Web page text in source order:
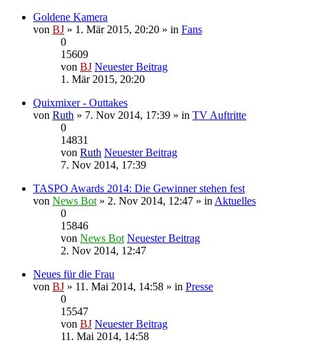
Goldene Kamera
von BJ » 1. Mär 2015, 20:20 » in Fans
0
15609
von BJ Neuester Beitrag
1. Mär 2015, 20:20
Quixmixer - Outtakes
von Ruth » 7. Nov 2014, 17:39 » in TV Auftritte
0
14831
von Ruth Neuester Beitrag
7. Nov 2014, 17:39
TASPO Awards 2014: Die Gewinner stehen fest
von News Bot » 2. Nov 2014, 12:47 » in Aktuelles
0
15846
von News Bot Neuester Beitrag
2. Nov 2014, 12:47
Neues für die Frau
von BJ » 11. Mai 2014, 14:58 » in Presse
0
15547
von BJ Neuester Beitrag
11. Mai 2014, 14:58